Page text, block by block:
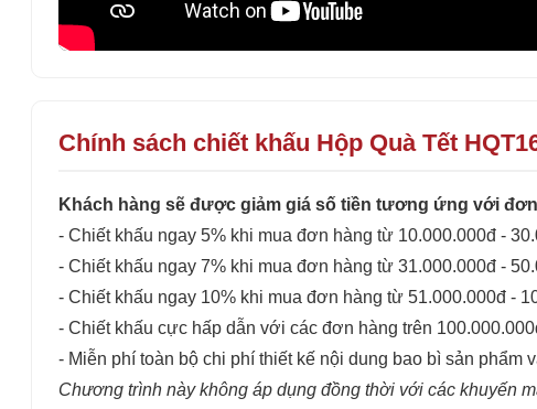
Chính sách chiết khấu Hộp Quà Tết
Khách hàng sẽ được giảm giá số tiền tương ứng với
- Chiết khấu ngay 5% khi mua đơn hàng từ 10.000.000đ -
- Chiết khấu ngay 7% khi mua đơn hàng từ 31.000.000đ -
- Chiết khấu ngay 10% khi mua đơn hàng từ 51.000.000đ -
- Chiết khấu cực hấp dẫn với các đơn hàng trên
- Miễn phí toàn bộ chi phí thiết kế nội dung bao bì sản phẩm
Chương trình này không áp dụng đồng thời với các khuyến